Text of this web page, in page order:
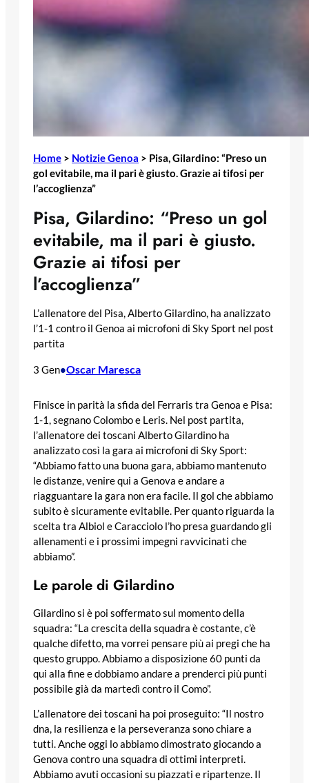
Home > Notizie Genoa > Pisa, Gilardino: “Preso un
gol evitabile, ma il pari è giusto. Grazie ai tifosi per
l’accoglienza”
Pisa, Gilardino: “Preso un gol
evitabile, ma il pari è giusto.
Grazie ai tifosi per
l’accoglienza”
L’allenatore del Pisa, Alberto Gilardino, ha analizzato
l’1-1 contro il Genoa ai microfoni di Sky Sport nel post
partita
3 Gen•Oscar Maresca
Finisce in parità la sfida del Ferraris tra Genoa e Pisa:
1-1, segnano Colombo e Leris. Nel post partita,
l’allenatore dei toscani Alberto Gilardino ha
analizzato così la gara ai microfoni di Sky Sport:
“Abbiamo fatto una buona gara, abbiamo mantenuto
le distanze, venire qui a Genova e andare a
riagguantare la gara non era facile. Il gol che abbiamo
subito è sicuramente evitabile. Per quanto riguarda la
scelta tra Albiol e Caracciolo l’ho presa guardando gli
allenamenti e i prossimi impegni ravvicinati che
abbiamo”.
Le parole di Gilardino
Gilardino si è poi soffermato sul momento della
squadra: “La crescita della squadra è costante, c’è
qualche difetto, ma vorrei pensare più ai pregi che ha
questo gruppo. Abbiamo a disposizione 60 punti da
qui alla fine e dobbiamo andare a prenderci più punti
possibile già da martedì contro il Como”.
L’allenatore dei toscani ha poi proseguito: “Il nostro
dna, la resilienza e la perseveranza sono chiare a
tutti. Anche oggi lo abbiamo dimostrato giocando a
Genova contro una squadra di ottimi interpreti.
Abbiamo avuti occasioni su piazzati e ripartenze. Il